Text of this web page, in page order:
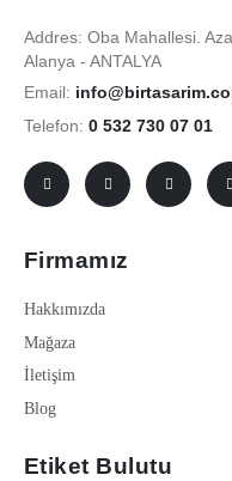
Addres: Oba Mahallesi.
Alanya - ANTALYA
Email:
Telefon: 0 532 730 07 01
Firmamız
Hakkımızda
Mağaza
İletişim
Blog
Etiket Bulutu